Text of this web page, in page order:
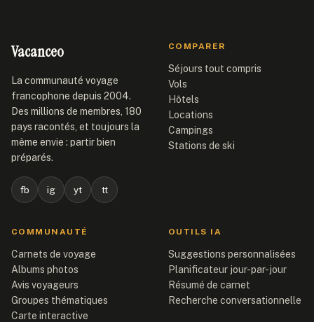
Vacanceo
La communauté voyage
francophone depuis 2004.
Des millions de membres, 180
pays racontés, et toujours la
même envie : partir bien
préparés.
fb ig yt tt
COMPARER
Séjours tout compris
Vols
Hôtels
Locations
Campings
Stations de ski
COMMUNAUTÉ
Carnets de voyage
Albums photos
Avis voyageurs
Groupes thématiques
Carte interactive
OUTILS IA
Suggestions personnalisées
Planificateur jour-par-jour
Résumé de carnet
Recherche conversationnelle